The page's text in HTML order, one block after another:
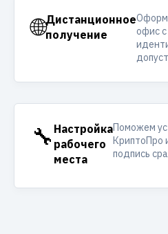
🌐Дистанционное
получение
офис
🔧 Настройка
рабочего
места
Поможем
КриптоПро
подпись